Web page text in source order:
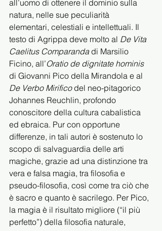
all’uomo di ottenere il dominio sulla
natura, nelle sue peculiarità
elementari, celestiali e intellettuali. Il
testo di Agrippa deve molto al De Vita
Caelitus Comparanda di Marsilio
Ficino, all’Oratio de dignitate hominis
di Giovanni Pico della Mirandola e al
De Verbo Mirifico del neo-pitagorico
Johannes Reuchlin, profondo
conoscitore della cultura cabalistica
ed ebraica. Pur con opportune
differenze, in tali autori è sostenuto lo
scopo di salvaguardia delle arti
magiche, grazie ad una distinzione tra
vera e falsa magia, tra filosofia e
pseudo-filosofia, così come tra ciò che
è sacro e quanto è sacrilego. Per Pico,
la magia è il risultato migliore (“il più
perfetto”) della filosofia naturale,